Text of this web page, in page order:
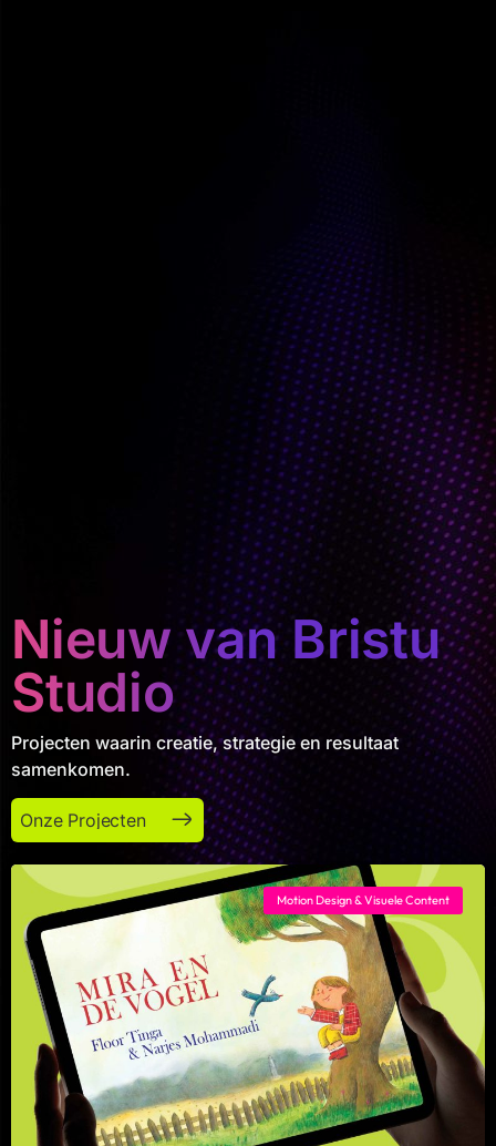
Nieuw van Bristu
Studio
Projecten waarin creatie, strategie en resultaat
samenkomen.
Onze Projecten
Onze Projecten
Motion Design & Visuele Content